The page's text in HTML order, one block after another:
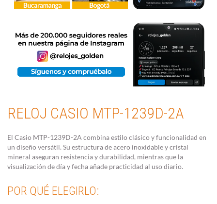
RELOJ CASIO MTP-1239D-2A
El Casio MTP-1239D-2A combina estilo clásico y funcionalidad en
un diseño versátil. Su estructura de acero inoxidable y cristal
mineral aseguran resistencia y durabilidad, mientras que la
visualización de día y fecha añade practicidad al uso diario.
POR QUÉ ELEGIRLO: